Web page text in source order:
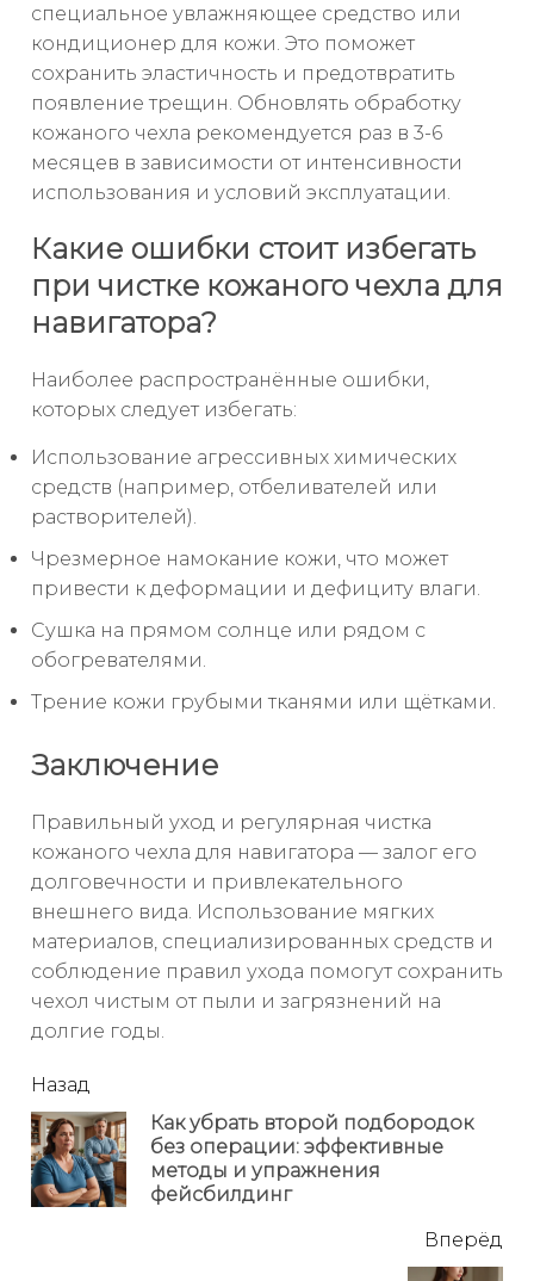
специальное увлажняющее средство или
кондиционер для кожи. Это поможет
сохранить эластичность и предотвратить
появление трещин. Обновлять обработку
кожаного чехла рекомендуется раз в 3-6
месяцев в зависимости от интенсивности
использования и условий эксплуатации.
Какие ошибки стоит избегать
при чистке кожаного чехла для
навигатора?
Наиболее распространённые ошибки,
которых следует избегать:
Использование агрессивных химических
средств (например, отбеливателей или
растворителей).
Чрезмерное намокание кожи, что может
привести к деформации и дефициту влаги.
Сушка на прямом солнце или рядом с
обогревателями.
Трение кожи грубыми тканями или щётками.
Заключение
Правильный уход и регулярная чистка
кожаного чехла для навигатора — залог его
долговечности и привлекательного
внешнего вида. Использование мягких
материалов, специализированных средств и
соблюдение правил ухода помогут сохранить
чехол чистым от пыли и загрязнений на
долгие годы.
читать
еще
Назад
Как убрать второй подбородок
без операции: эффективные
методы и упражнения
фейсбилдинг
Вперёд